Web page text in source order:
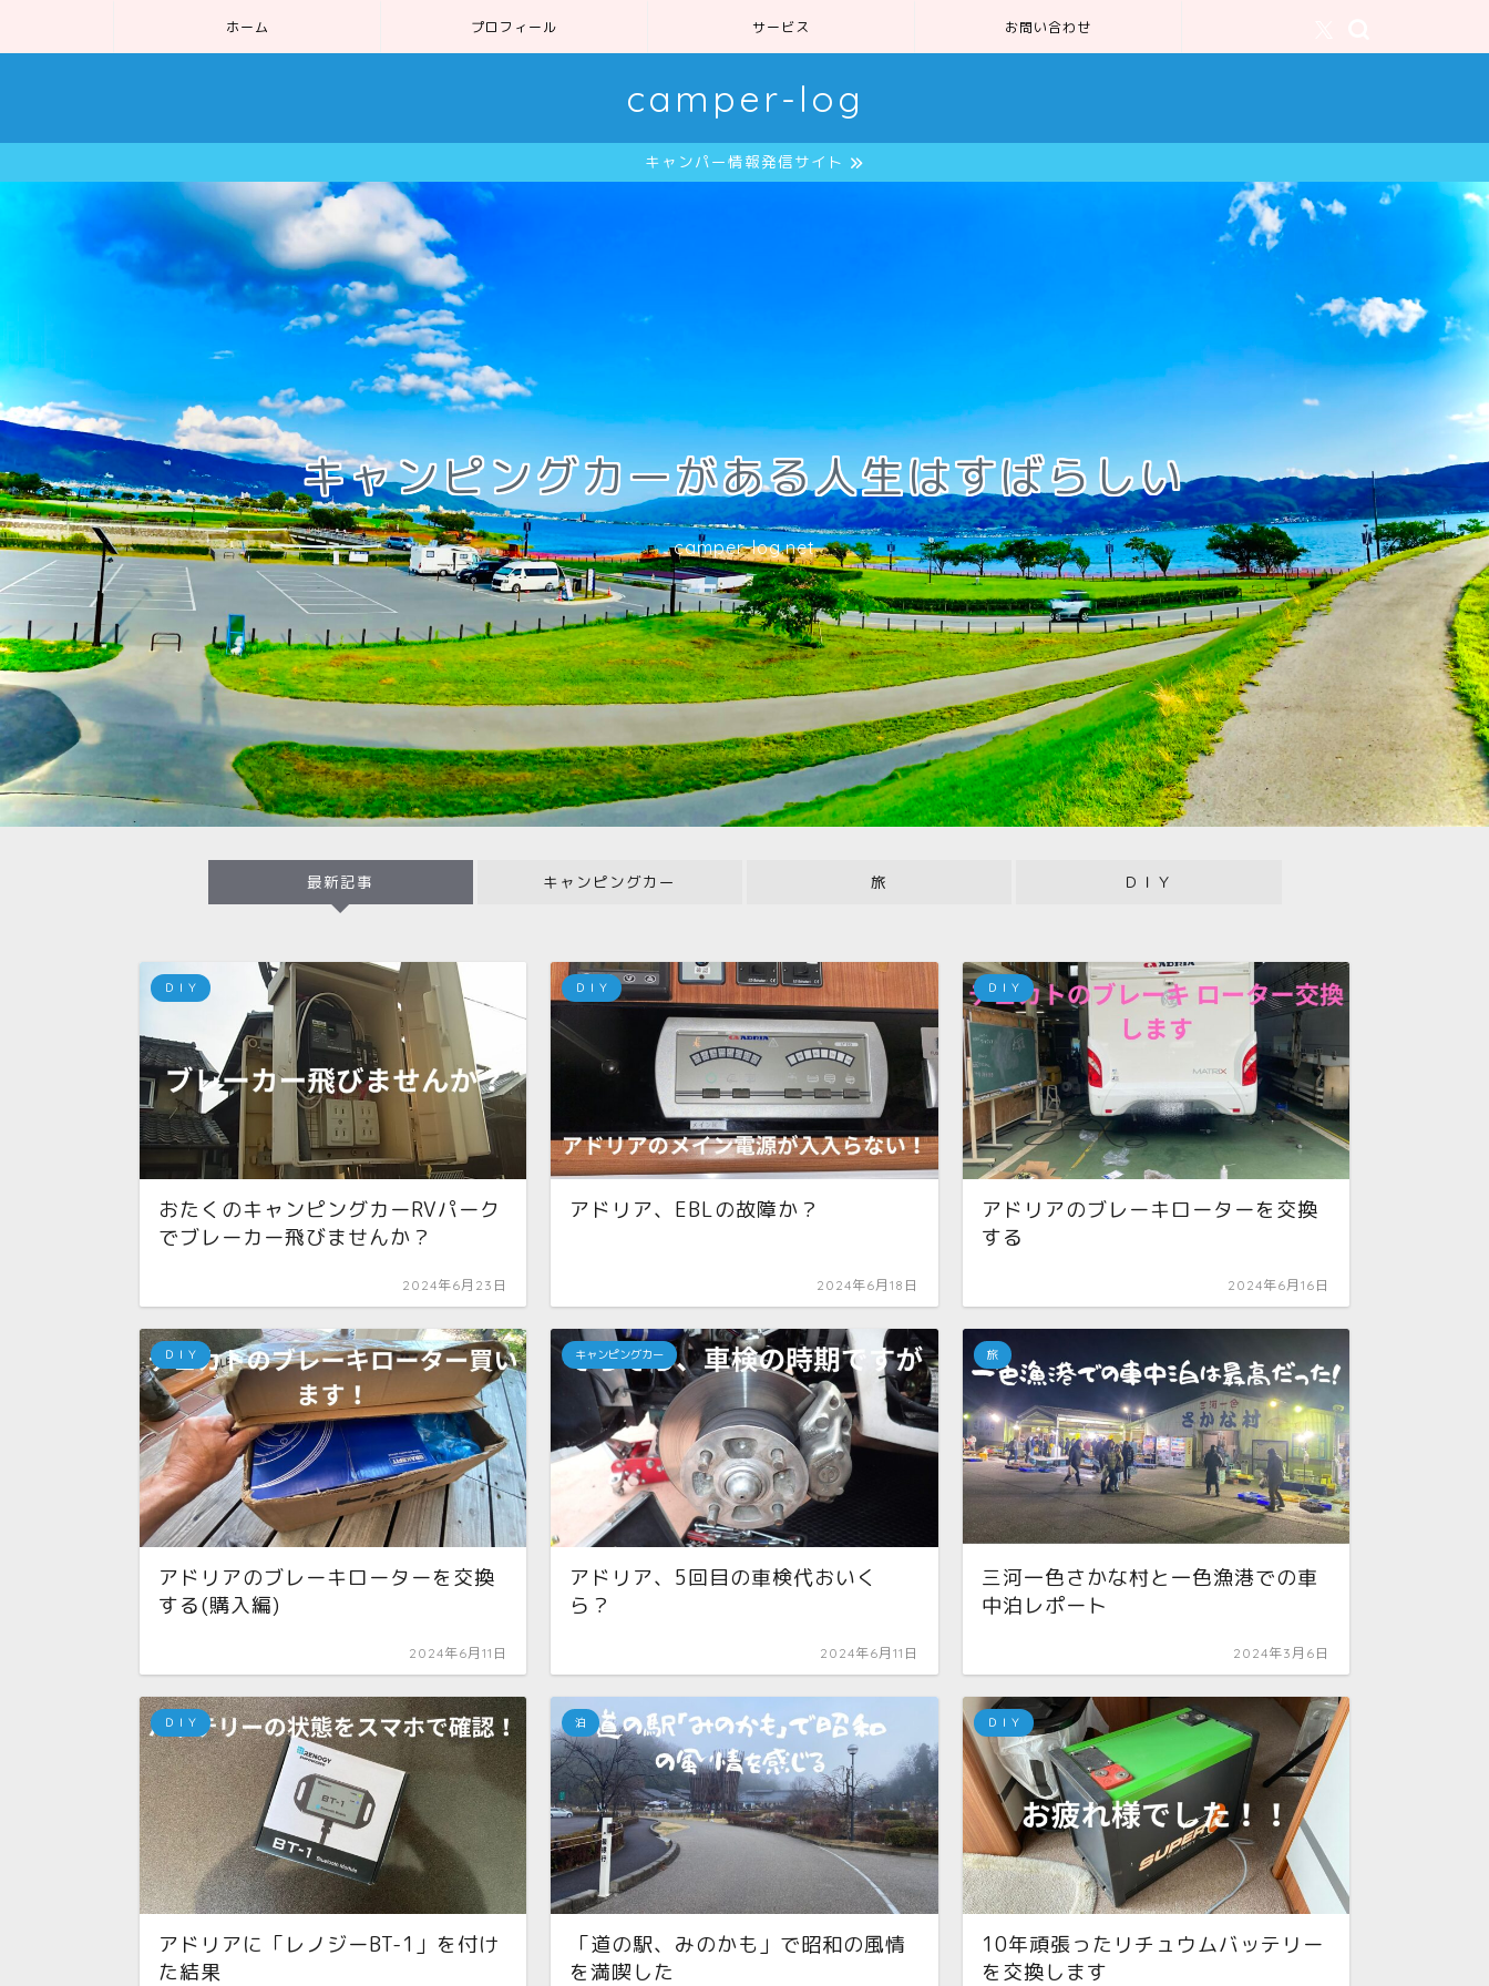
ホーム プロフィール サービス お問い合わせ
camper-log
キャンパー情報発信サイト
キャンピングカーがある人生はすばらしい
camper-log.net
最新記事 キャンピングカー 旅 ＤＩＹ
ＤＩＹ
おたくのキャンピングカーRVパーク
でブレーカー飛びませんか？
2024年6月23日
ＤＩＹ
アドリア、EBLの故障か？
2024年6月18日
ＤＩＹ
アドリアのブレーキローターを交換
する
2024年6月16日
ＤＩＹ
アドリアのブレーキローターを交換
する(購入編)
2024年6月11日
キャンピングカー
アドリア、5回目の車検代おいく
ら？
2024年6月11日
旅
三河一色さかな村と一色漁港での車
中泊レポート
2024年3月6日
ＤＩＹ
アドリアに「レノジーBT-1」を付け
た結果
泊
「道の駅、みのかも」で昭和の風情
を満喫した
ＤＩＹ
10年頑張ったリチュウムバッテリー
を交換します